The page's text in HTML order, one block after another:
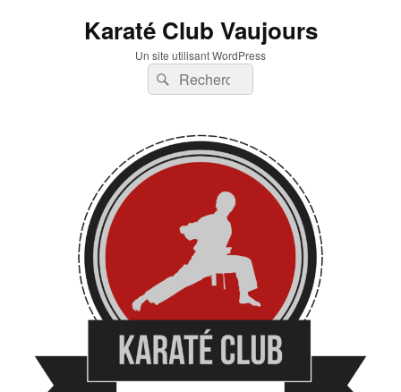
Karaté Club Vaujours
Un site utilisant WordPress
Recherche :
Rechercher